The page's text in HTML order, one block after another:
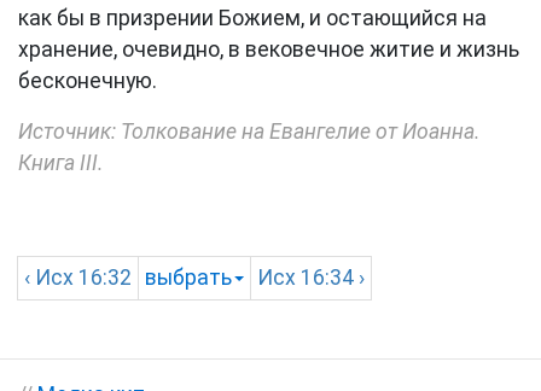
как бы в призрении Божием, и остающийся на
хранение, очевидно, в вековечное житие и жизнь
бесконечную.
Источник: Толкование на Евангелие от Иоанна.
Книга III.
‹ Исх 16:32 выбрать Исх 16:34 ›